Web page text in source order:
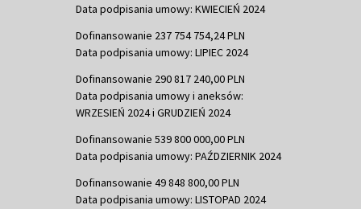
Data podpisania umowy: KWIECIEŃ 2024
Dofinansowanie 237 754 754,24 PLN
Data podpisania umowy: LIPIEC 2024
Dofinansowanie 290 817 240,00 PLN
Data podpisania umowy i aneksów:
WRZESIEŃ 2024 i GRUDZIEŃ 2024
Dofinansowanie 539 800 000,00 PLN
Data podpisania umowy: PAŹDZIERNIK 2024
Dofinansowanie 49 848 800,00 PLN
Data podpisania umowy: LISTOPAD 2024